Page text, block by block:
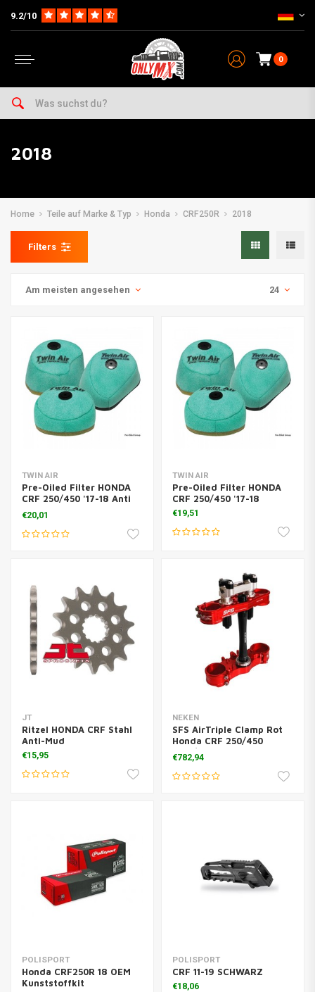
9.2/10
0
2018
Home Teile auf Marke & Typ Honda CRF250R 2018
Filters
Am meisten angesehen 24
TWIN AIR
Pre-Oiled Filter HONDA
CRF 250/450 '17-18 Anti
Backfire
€20,01
TWIN AIR
Pre-Oiled Filter HONDA
CRF 250/450 '17-18
€19,51
JT
Ritzel HONDA CRF Stahl
Anti-Mud
€15,95
NEKEN
SFS AirTriple Clamp Rot
Honda CRF 250/450
2017/2018
€782,94
POLISPORT
Honda CRF250R 18 OEM
Kunststoffkit
POLISPORT
CRF 11-19 SCHWARZ
€18,06